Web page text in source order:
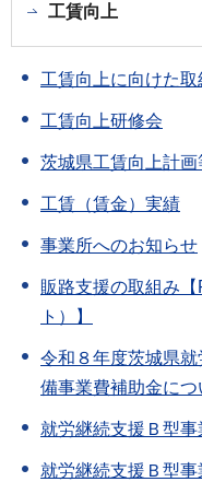
工賃向上
工賃向上に向けた取
工賃向上研修会
茨城県工賃向上計画
工賃（賃金）実績
事業所へのお知らせ
販路支援の取組み
ト）】
令和８年度茨城県
備事業費補助金につ
就労継続支援Ｂ型
就労継続支援Ｂ型